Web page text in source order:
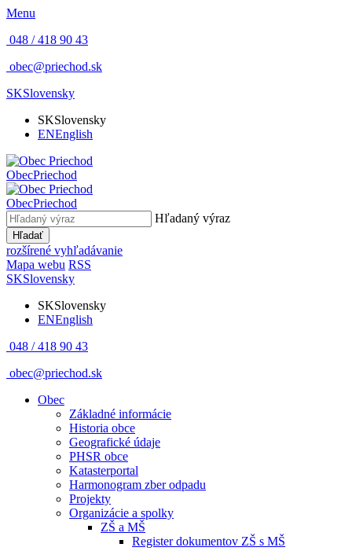
Menu
048 / 418 90 43
obec@priechod.sk
SKSlovensky
SKSlovensky
ENEnglish
ObecPriechod
ObecPriechod
Hľadaný výraz
Hľadať
rozšírené vyhľadávanie
Mapa webu RSS
SKSlovensky
SKSlovensky
ENEnglish
048 / 418 90 43
obec@priechod.sk
Obec
Základné informácie
Historia obce
Geografické údaje
PHSR obce
Katasterportal
Harmonogram zber odpadu
Projekty
Organizácie a spolky
ZŠ a MŠ
Register dokumentov ZŠ s MŠ